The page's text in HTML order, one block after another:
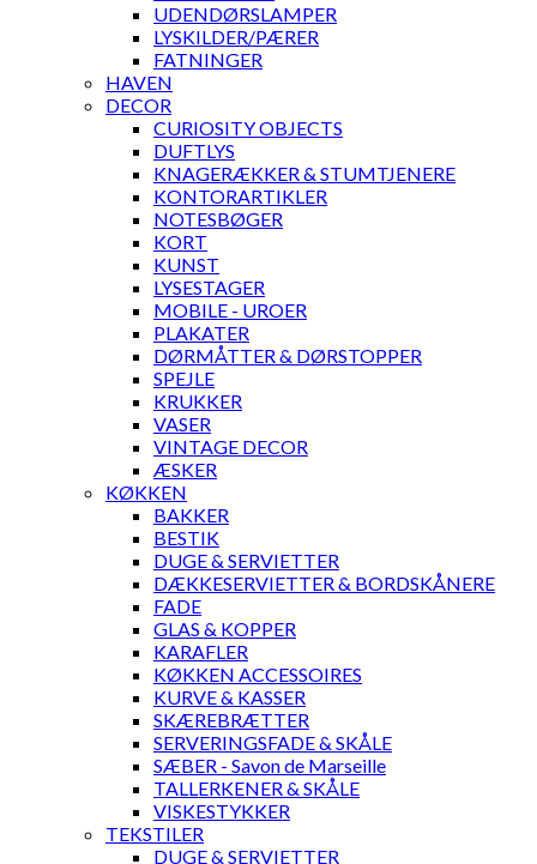
UDENDØRSLAMPER
LYSKILDER/PÆRER
FATNINGER
HAVEN
DECOR
CURIOSITY OBJECTS
DUFTLYS
KNAGERÆKKER & STUMTJENERE
KONTORARTIKLER
NOTESBØGER
KORT
KUNST
LYSESTAGER
MOBILE - UROER
PLAKATER
DØRMÅTTER & DØRSTOPPER
SPEJLE
KRUKKER
VASER
VINTAGE DECOR
ÆSKER
KØKKEN
BAKKER
BESTIK
DUGE & SERVIETTER
DÆKKESERVIETTER & BORDSKÅNERE
FADE
GLAS & KOPPER
KARAFLER
KØKKEN ACCESSOIRES
KURVE & KASSER
SKÆREBRÆTTER
SERVERINGSFADE & SKÅLE
SÆBER - Savon de Marseille
TALLERKENER & SKÅLE
VISKESTYKKER
TEKSTILER
DUGE & SERVIETTER